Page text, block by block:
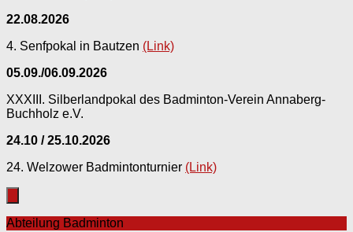
22.08.2026
4. Senfpokal in Bautzen (Link)
05.09./06.09.2026
XXXIII. Silberlandpokal des Badminton-Verein Annaberg-
Buchholz e.V.
24.10 / 25.10.2026
24. Welzower Badmintonturnier (Link)
Abteilung Badminton